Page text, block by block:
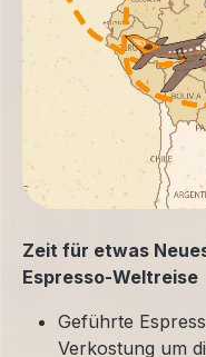
Zeit für etwas
Espresso-Weltreise
Geführte
Verkostung um